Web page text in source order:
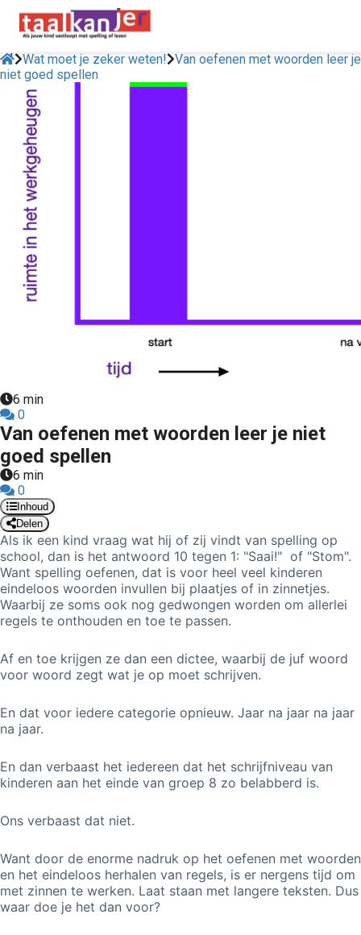
Wat moet je zeker weten! Van oefenen met woorden leer je
niet goed spellen
6 min
0
Van oefenen met woorden leer je niet
goed spellen
6 min
0
Inhoud
Delen
Als ik een kind vraag wat hij of zij vindt van spelling op
school, dan is het antwoord 10 tegen 1: "Saai!" of "Stom".
Want spelling oefenen, dat is voor heel veel kinderen
eindeloos woorden invullen bij plaatjes of in zinnetjes.
Waarbij ze soms ook nog gedwongen worden om allerlei
regels te onthouden en toe te passen.
Af en toe krijgen ze dan een dictee, waarbij de juf woord
voor woord zegt wat je op moet schrijven.
En dat voor iedere categorie opnieuw. Jaar na jaar na jaar
na jaar.
En dan verbaast het iedereen dat het schrijfniveau van
kinderen aan het einde van groep 8 zo belabberd is.
Ons verbaast dat niet.
Want door de enorme nadruk op het oefenen met woorden
en het eindeloos herhalen van regels, is er nergens tijd om
met zinnen te werken. Laat staan met langere teksten. Dus
waar doe je het dan voor?
policy
zijn
om
te
Ze
worden
om
te
over
van
op
te
de
website-
van